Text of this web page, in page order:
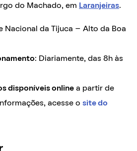
do Machado, em Laranjeiras.
Nacional da Tijuca – Alto da Boa
: Diariamente, das 8h às
disponíveis online a partir de
acesse o site do